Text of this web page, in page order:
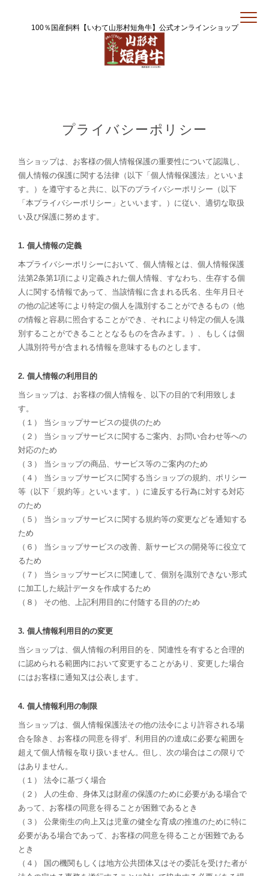
100％国産飼料【いわて山形村短角牛】公式オンラインショップ
プライバシーポリシー
当ショップは、お客様の個人情報保護の重要性について認識し、
個人情報の保護に関する法律（以下「個人情報保護法」といいま
す。）を遵守すると共に、以下のプライバシーポリシー（以下
「本プライバシーポリシー」といいます。）に従い、適切な取扱
い及び保護に努めます。
1. 個人情報の定義
本プライバシーポリシーにおいて、個人情報とは、個人情報保護
法第2条第1項により定義された個人情報、すなわち、生存する個
人に関する情報であって、当該情報に含まれる氏名、生年月日そ
の他の記述等により特定の個人を識別することができるもの（他
の情報と容易に照合することができ、それにより特定の個人を識
別することができることとなるものを含みます。）、もしくは個
人識別符号が含まれる情報を意味するものとします。
2. 個人情報の利用目的
当ショップは、お客様の個人情報を、以下の目的で利用致しま
す。
（１） 当ショップサービスの提供のため
（２） 当ショップサービスに関するご案内、お問い合わせ等への
対応のため
（３） 当ショップの商品、サービス等のご案内のため
（４） 当ショップサービスに関する当ショップの規約、ポリシー
等（以下「規約等」といいます。）に違反する行為に対する対応
のため
（５） 当ショップサービスに関する規約等の変更などを通知する
ため
（６） 当ショップサービスの改善、新サービスの開発等に役立て
るため
（７） 当ショップサービスに関連して、個別を識別できない形式
に加工した統計データを作成するため
（８） その他、上記利用目的に付随する目的のため
3. 個人情報利用目的の変更
当ショップは、個人情報の利用目的を、関連性を有すると合理的
に認められる範囲内において変更することがあり、変更した場合
にはお客様に通知又は公表します。
4. 個人情報利用の制限
当ショップは、個人情報保護法その他の法令により許容される場
合を除き、お客様の同意を得ず、利用目的の達成に必要な範囲を
超えて個人情報を取り扱いません。但し、次の場合はこの限りで
はありません。
（１） 法令に基づく場合
（２） 人の生命、身体又は財産の保護のために必要がある場合で
あって、お客様の同意を得ることが困難であるとき
（３） 公衆衛生の向上又は児童の健全な育成の推進のために特に
必要がある場合であって、お客様の同意を得ることが困難である
とき
（４） 国の機関もしくは地方公共団体又はその委託を受けた者が